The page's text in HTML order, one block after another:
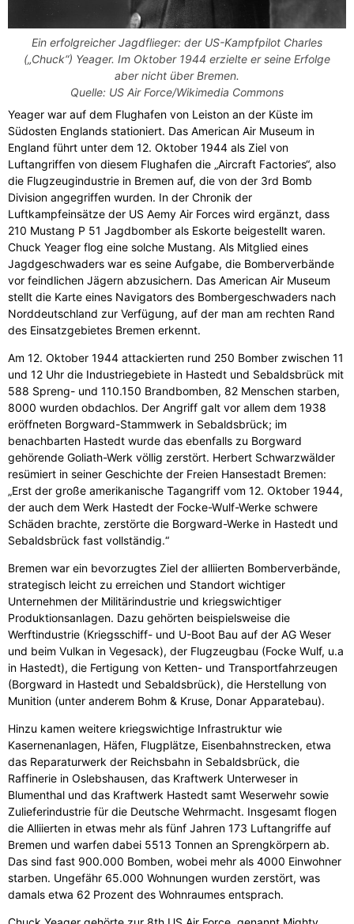
Ein erfolgreicher Jagdflieger: der US-Kampfpilot Charles
(„Chuck“) Yeager. Im Oktober 1944 erzielte er seine Erfolge
aber nicht über Bremen.
Quelle: US Air Force/Wikimedia Commons
Yeager war auf dem Flughafen von Leiston an der Küste im
Südosten Englands stationiert. Das American Air Museum in
England führt unter dem 12. Oktober 1944 als Ziel von
Luftangriffen von diesem Flughafen die „Aircraft Factories“, also
die Flugzeugindustrie in Bremen auf, die von der 3rd Bomb
Division angegriffen wurden. In der Chronik der
Luftkampfeinsätze der US Aemy Air Forces wird ergänzt, dass
210 Mustang P 51 Jagdbomber als Eskorte beigestellt waren.
Chuck Yeager flog eine solche Mustang. Als Mitglied eines
Jagdgeschwaders war es seine Aufgabe, die Bomberverbände
vor feindlichen Jägern abzusichern. Das American Air Museum
stellt die Karte eines Navigators des Bombergeschwaders nach
Norddeutschland zur Verfügung, auf der man am rechten Rand
des Einsatzgebietes Bremen erkennt.
Am 12. Oktober 1944 attackierten rund 250 Bomber zwischen 11
und 12 Uhr die Industriegebiete in Hastedt und Sebaldsbrück mit
588 Spreng- und 110.150 Brandbomben, 82 Menschen starben,
8000 wurden obdachlos. Der Angriff galt vor allem dem 1938
eröffneten Borgward-Stammwerk in Sebaldsbrück; im
benachbarten Hastedt wurde das ebenfalls zu Borgward
gehörende Goliath-Werk völlig zerstört. Herbert Schwarzwälder
resümiert in seiner Geschichte der Freien Hansestadt Bremen:
„Erst der große amerikanische Tagangriff vom 12. Oktober 1944,
der auch dem Werk Hastedt der Focke-Wulf-Werke schwere
Schäden brachte, zerstörte die Borgward-Werke in Hastedt und
Sebaldsbrück fast vollständig.“
Bremen war ein bevorzugtes Ziel der alliierten Bomberverbände,
strategisch leicht zu erreichen und Standort wichtiger
Unternehmen der Militärindustrie und kriegswichtiger
Produktionsanlagen. Dazu gehörten beispielsweise die
Werftindustrie (Kriegsschiff- und U-Boot Bau auf der AG Weser
und beim Vulkan in Vegesack), der Flugzeugbau (Focke Wulf, u.a
in Hastedt), die Fertigung von Ketten- und Transportfahrzeugen
(Borgward in Hastedt und Sebaldsbrück), die Herstellung von
Munition (unter anderem Bohm & Kruse, Donar Apparatebau).
Hinzu kamen weitere kriegswichtige Infrastruktur wie
Kasernenanlagen, Häfen, Flugplätze, Eisenbahnstrecken, etwa
das Reparaturwerk der Reichsbahn in Sebaldsbrück, die
Raffinerie in Oslebshausen, das Kraftwerk Unterweser in
Blumenthal und das Kraftwerk Hastedt samt Weserwehr sowie
Zulieferindustrie für die Deutsche Wehrmacht. Insgesamt flogen
die Alliierten in etwas mehr als fünf Jahren 173 Luftangriffe auf
Bremen und warfen dabei 5513 Tonnen an Sprengkörpern ab.
Das sind fast 900.000 Bomben, wobei mehr als 4000 Einwohner
starben. Ungefähr 65.000 Wohnungen wurden zerstört, was
damals etwa 62 Prozent des Wohnraumes entsprach.